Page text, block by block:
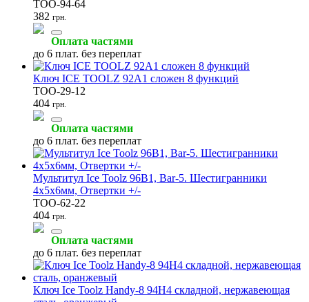
(6)
Нарезка резьбы
(6)
Подвесные системы
(4)
TOO-94-64
382 грн.
Оплата частями
до 6 плат. без переплат
Ключ ICE TOOLZ 92A1 сложен 8 функций
TOO-29-12
404 грн.
Оплата частями
до 6 плат. без переплат
Мультитул Ice Toolz 96B1, Bar-5. Шестигранники
4х5х6мм, Отвертки +/-
TOO-62-22
404 грн.
Оплата частями
до 6 плат. без переплат
Ключ Ice Toolz Handy-8 94H4 складной, нержавеющая